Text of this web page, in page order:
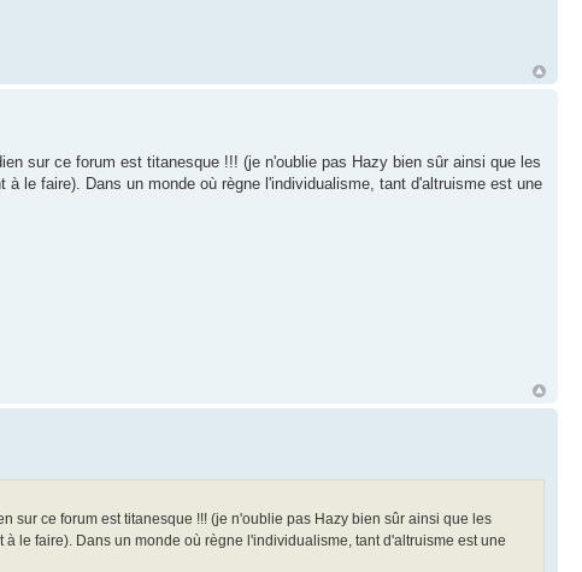
sur ce forum est titanesque !!! (je n'oublie pas Hazy bien sûr ainsi que les
le faire). Dans un monde où règne l'individualisme, tant d'altruisme est une
sur ce forum est titanesque !!! (je n'oublie pas Hazy bien sûr ainsi que les
le faire). Dans un monde où règne l'individualisme, tant d'altruisme est une